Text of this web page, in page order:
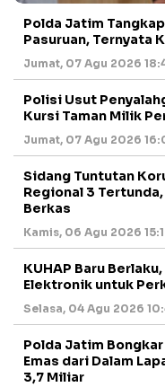
Polda Jatim
Pasuruan, Ternyata
Jumat, 07 Agu 2026
Polisi Usut
Kursi Taman Milik
Jumat, 07 Agu 2026
Sidang Tuntutan
Regional 3
Berkas
Kamis, 06 Agu 2026
KUHAP Baru
Elektronik untuk
Selasa, 04 Agu 2026
Polda Jatim
Emas dari Dalam
3,7 Miliar